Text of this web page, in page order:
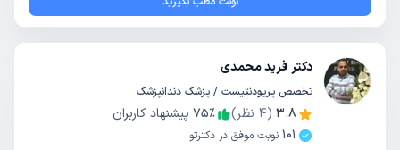
دکتر فرید محمدی
تخصص پریودنتیست / پزشک دندانپزشک
3.8
(
4 نظر) 75٪
پیشنهاد کاربران
101 نوبت موفق در دکترتو